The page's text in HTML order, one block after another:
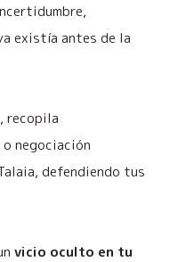
existía antes de la
recopila
negociación
defendiendo tus
vicio oculto en tu